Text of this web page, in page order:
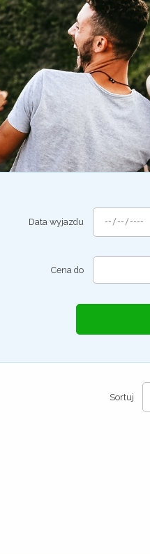
ZOBACZ
WSZYSTKIE
PROPONOWANE
WYJAZDY
Data wyjazdu
Cena do
Sortuj